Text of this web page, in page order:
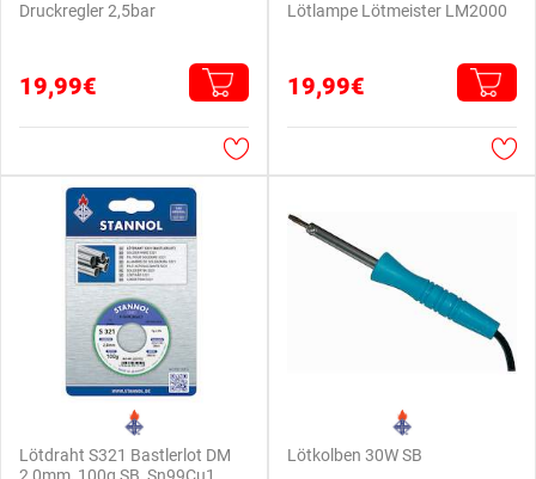
Druckregler 2,5bar
19,99€
Lötlampe Lötmeister LM2000
19,99€
Lötdraht S321 Bastlerlot DM
Lötkolben 30W SB